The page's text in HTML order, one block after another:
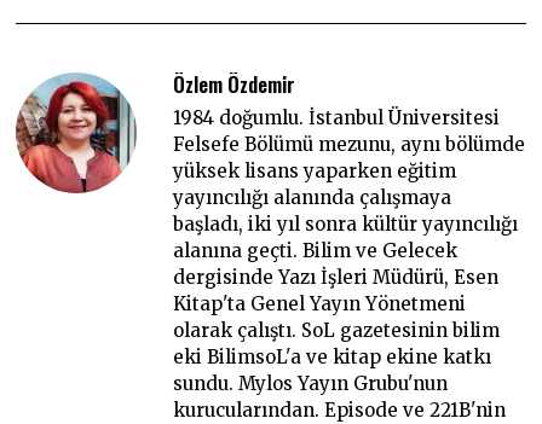
Özlem Özdemir
1984 doğumlu. İstanbul Üniversitesi
Felsefe Bölümü mezunu, aynı bölümde
yüksek lisans yaparken eğitim
yayıncılığı alanında çalışmaya
başladı, iki yıl sonra kültür yayıncılığı
alanına geçti. Bilim ve Gelecek
dergisinde Yazı İşleri Müdürü, Esen
Kitap'ta Genel Yayın Yönetmeni
olarak çalıştı. SoL gazetesinin bilim
eki BilimsoL'a ve kitap ekine katkı
sundu. Mylos Yayın Grubu'nun
kurucularından. Episode ve 221B'nin